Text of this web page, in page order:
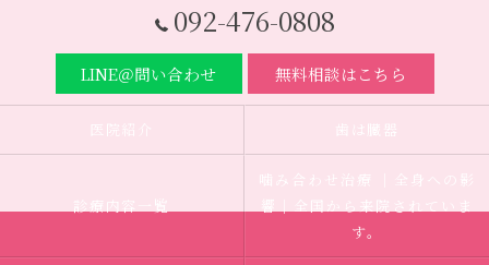
092-476-0808
LINE＠問い合わせ 無料相談はこちら
医院紹介 歯は臓器
診療内容一覧
噛み合わせ治療 ｜全身への影
響｜全国から来院されていま
す。